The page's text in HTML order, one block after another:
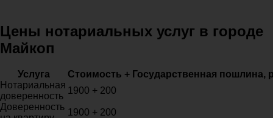
Цены нотариальных услуг в городе
Майкоп
Услуга
Стоимость + Государственная пошлина,
Нотариальная
доверенность
1900 + 200
Доверенность
1900 + 200